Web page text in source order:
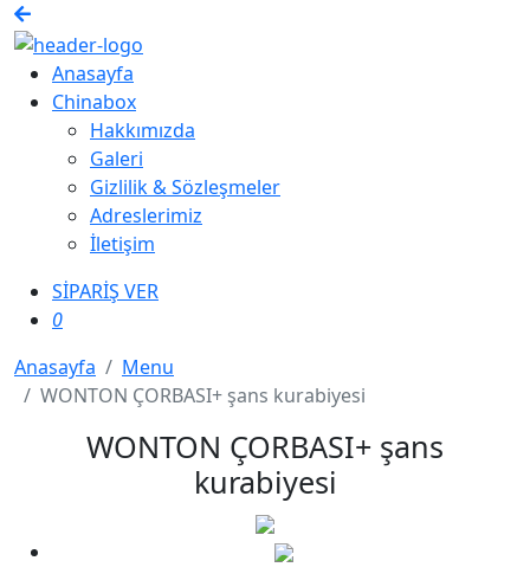
Anasayfa
Chinabox
Hakkımızda
Galeri
Gizlilik & Sözleşmeler
Adreslerimiz
İletişim
SİPARİŞ VER
0
Anasayfa
Menu
WONTON ÇORBASI+ şans kurabiyesi
WONTON ÇORBASI+ şans
kurabiyesi